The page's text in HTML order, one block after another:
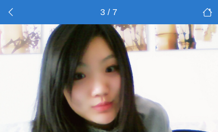
3 / 7